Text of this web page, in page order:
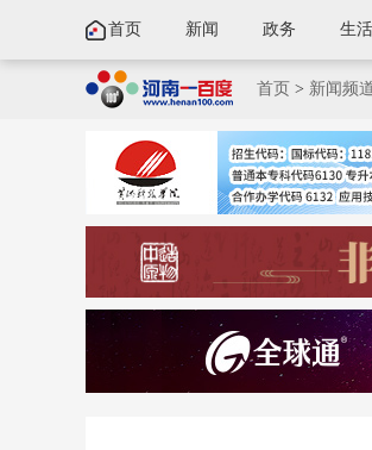
首页 新闻 政务 生活
首页 > 新闻频